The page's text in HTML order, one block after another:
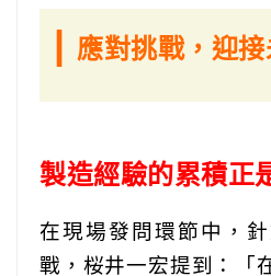
| 應對挑戰，迎
製造經驗的累積正
在現場發問環節中，
戰，桜井一宏提到：「